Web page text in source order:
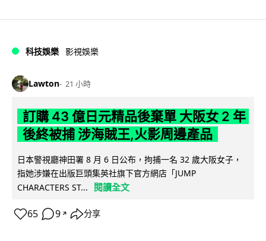
科技娛樂 影視娛樂
Lawton 21 小時
訂購 43 億日元精品後棄單 大阪女 2 年
後終被捕 涉海賊王,火影周邊產品
日本警視廳神田署 8 月 6 日公布，拘捕一名 32 歲大阪女子，
指她涉嫌在出版巨頭集英社旗下官方網店「JUMP
CHARACTERS ST...
閱讀全文
65 9 ↗ 分享